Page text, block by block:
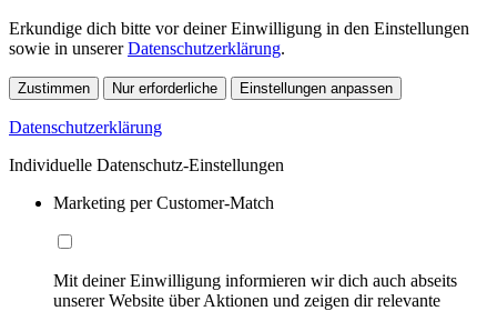
Erkundige dich bitte vor deiner Einwilligung in den Einstellungen
sowie in unsererDatenschutzerklärung.
Zustimmen Nur erforderliche Einstellungen anpassen
Datenschutzerklärung
Individuelle Datenschutz-Einstellungen
Marketing per Customer-Match
Mit deiner Einwilligung informieren wir dich auch abseits
unserer Website über Aktionen und zeigen dir relevante